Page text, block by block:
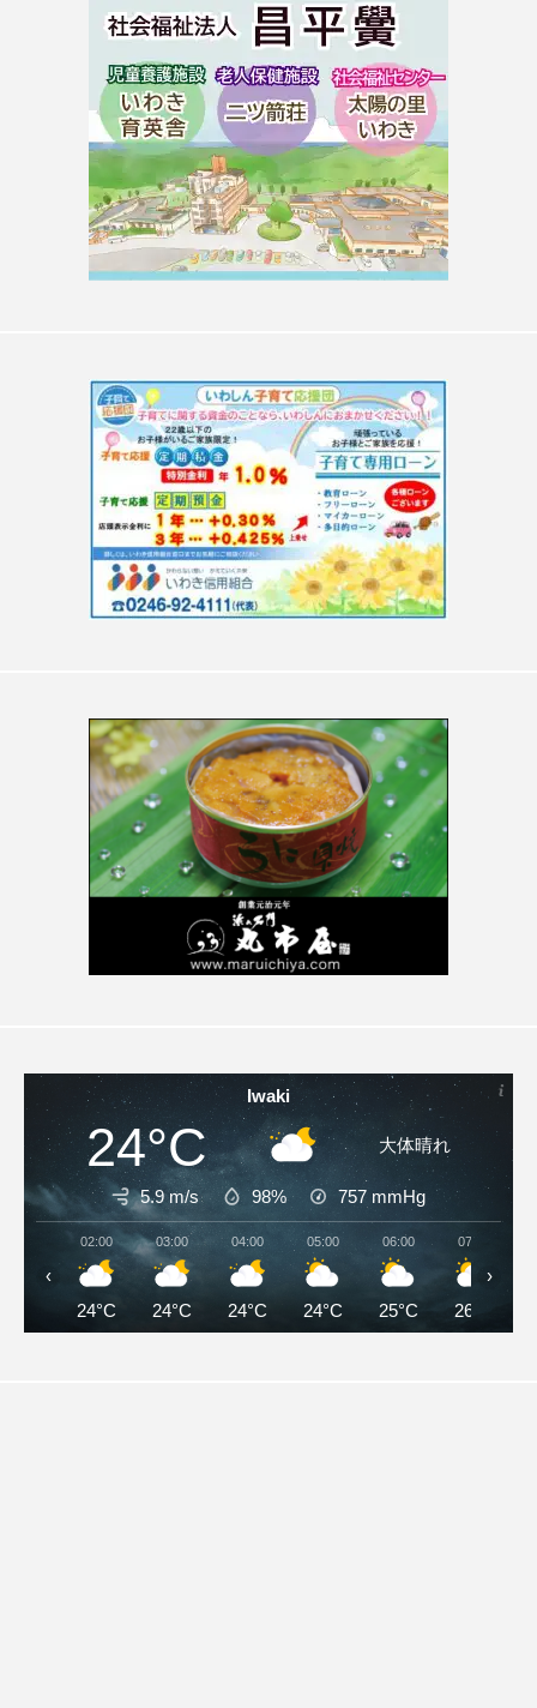
Iwaki
24°C 大体晴れ
5.9 m/s 98% 757 mmHg
02:00
24°C
03:00
24°C
04:00
24°C
05:00
24°C
06:00
25°C
07:00
26°C
‹ ›